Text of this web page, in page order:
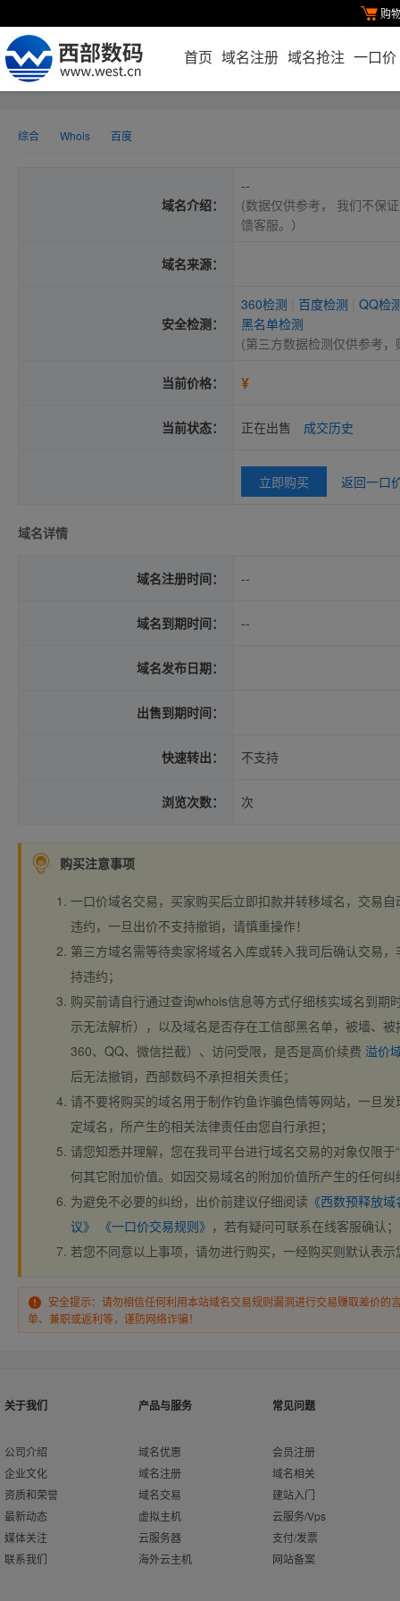
购
首页 域名注册 域名抢注 一口价
综合 Whois 百度
域名介绍：
--
(数据仅供参考， 我们不保
馈客服。）
域名来源：
安全检测：
360检测 百度检测
QQ检
黑名单检测
(第三方数据检测仅供参考
当前价格： ¥
当前状态： 正在出售 成交历史
立即购买 返回一口
域名详情
域名注册时间： --
域名到期时间： --
域名发布日期：
出售到期时间：
快速转出： 不支持
浏览次数： 次
购买注意事项
一口价域名交易，买家购买后立即扣款并转移域名，交易
违约，一旦出价不支持撤销，请慎重操作！
第三方域名需等待卖家将域名入库或转入我司后确认交易
持违约；
购买前请自行通过查询whois信息等方式仔细核实域名到期
示无法解析），以及域名是否存在工信部黑名单，被墙、
360、QQ、微信拦截）、访问受限，是否是高价续费 溢价
后无法撤销，西部数码不承担相关责任；
请不要将购买的域名用于制作钓鱼诈骗色情等网站，一旦
定域名，所产生的相关法律责任由您自行承担；
请您知悉并理解，您在我司平台进行域名交易的对象仅限于
何其它附加价值。如因交易域名的附加价值所产生的任何
为避免不必要的纠纷，出价前建议仔细阅读 《西数预释放
议》
《一口价交易规则》 ，若有疑问可联系在线客服确认；
若您不同意以上事项，请勿进行购买，一经购买则默认表
安全提示：请勿相信任何利用本站域名交易规则漏洞进行交易赚取差价的
单、兼职或返利等，谨防网络诈骗！
关于我们
公司介绍
企业文化
资质和荣誉
最新动态
媒体关注
联系我们
产品与服务
域名优惠
域名注册
域名交易
虚拟主机
云服务器
海外云主机
常见问题
会员注册
域名相关
建站入门
云服务/Vps
支付/发票
网站备案